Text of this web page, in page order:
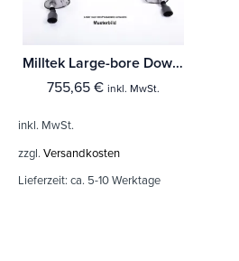
Milltek Large-bore Downpipe und De-cat Mercedes A-Class A35 AMG 2.0 Turbo (Nur für Limousine - Ohne OPF/GPF Modelle)
755,65 € inkl. MwSt.
inkl. MwSt.
zzgl. Versandkosten
Lieferzeit: ca. 5-10 Werktage